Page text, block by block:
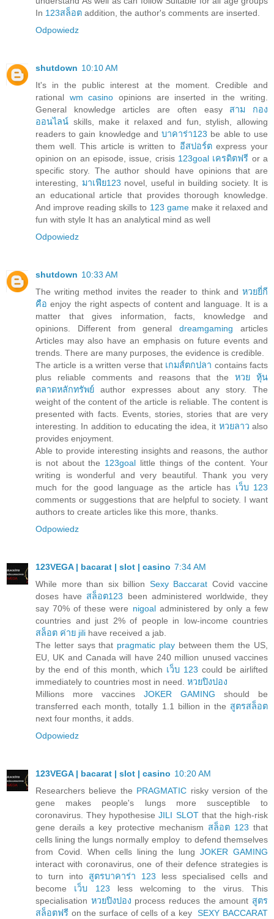
In 123สล็อต addition, the author's comments are inserted.
Odpowiedz
shutdown 10:10 AM
It's in the public interest at the moment. Credible and
rational wm casino opinions are inserted in the writing.
General knowledge articles are often easy สาม กอง
ออนไลน์ skills, make it relaxed and fun, stylish, allowing
readers to gain knowledge andบาคาร่า123 be able to use
them well. This article is written to อีสปอร์ตexpress your
opinion on an episode, issue, crisis 123goal เครดิตฟรี or a
specific story. The author should have opinions that are
interesting, มาเฟีย123 novel, useful in building society. It is
an educational article that provides thorough knowledge.
And improve reading skills to 123 gamemake it relaxed and
fun with style It has an analytical mind as well
Odpowiedz
shutdown 10:33 AM
The writing method invites the reader to think and หวยยี่กี
คือ enjoy the right aspects of content and language. It is a
matter that gives information, facts, knowledge and
opinions. Different from generaldreamgaming articles
Articles may also have an emphasis on future events and
trends. There are many purposes, the evidence is credible.
The article is a written verse that เกมส์ตกปลา contains facts
plus reliable comments and reasons that theหวย หุ้น
ตลาดหลักทรัพย์ author expresses about any story. The
weight of the content of the article is reliable. The content is
presented with facts. Events, stories, stories that are very
interesting. In addition to educating the idea, it หวยลาว also
provides enjoyment.
Able to provide interesting insights and reasons, the author
is not about the 123goal little things of the content. Your
writing is wonderful and very beautiful. Thank you very
much for the good language as the article has เว็บ 123
comments or suggestions that are helpful to society. I want
authors to create articles like this more, thanks.
Odpowiedz
123VEGA | bacarat | slot | casino 7:34 AM
While more than six billion Sexy Baccarat Covid vaccine
doses have สล็อต123 been administered worldwide, they
say 70% of these were nigoaladministered by only a few
countries and just 2% of people in low-income countries
สล็อต ค่าย jili have received a jab.
The letter says that pragmatic playbetween them the US,
EU, UK and Canada will have 240 million unused vaccines
by the end of this month, which เว็บ 123 could be airlifted
immediately to countries most in need. หวยปิงปอง
Millions more vaccines JOKER GAMING should be
transferred each month, totally 1.1 billion in the สูตรสล็อต
next four months, it adds.
Odpowiedz
123VEGA | bacarat | slot | casino 10:20 AM
Researchers believe the PRAGMATIC risky version of the
gene makes people's lungs more susceptible to
coronavirus. They hypothesiseJILI SLOTthat the high-risk
gene derails a key protective mechanism สล็อต 123 that
cells lining the lungs normally employ to defend themselves
from Covid. When cells lining the lungJOKER GAMING
interact with coronavirus, one of their defence strategies is
to turn into สูตรบาคาร่า 123 less specialised cells and
become เว็บ 123 less welcoming to the virus. This
specialisation หวยปิงปอง process reduces the amount สูตร
สล็อตฟรี on the surface of cells of a keySEXY BACCARAT